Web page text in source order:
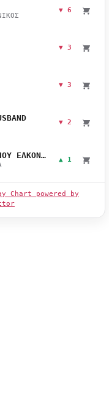
▼ 6
▼ 3
▼ 3
▼ 2
ΣΤΑ ΚΑΛΥΤΕΡΑ ΠΟΥ ΕΛΚΟΝΤΑΙ ▲ 1
powered by